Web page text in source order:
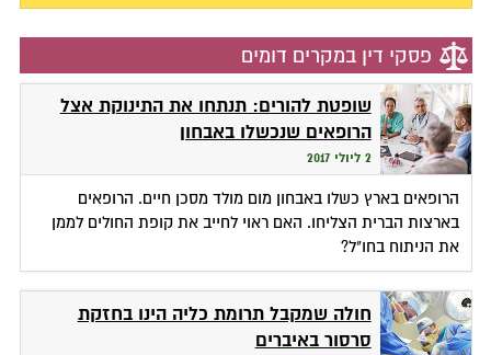
פסקי דין במקרים דומים
שופטת להורים: תנתחו את התינוקת אצל
הרופאים שנכשלו באבחון
2 ליולי 2017
הרופאים בארץ כשלו באבחון מום מולד מסכן חיים. הרופאים
בארצות הברית הצליחו. האם ראוי לחייב את קופת החולים לממן
את הניתוח בחו"ל?
חולה שמקבל תרומת כליה הינו בחזקת
סרסור באיברים